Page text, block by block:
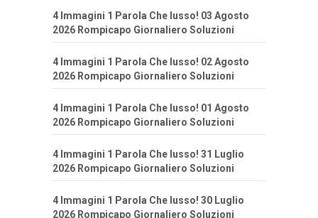
4 Immagini 1 Parola Che lusso! 03 Agosto
2026 Rompicapo Giornaliero Soluzioni
4 Immagini 1 Parola Che lusso! 02 Agosto
2026 Rompicapo Giornaliero Soluzioni
4 Immagini 1 Parola Che lusso! 01 Agosto
2026 Rompicapo Giornaliero Soluzioni
4 Immagini 1 Parola Che lusso! 31 Luglio
2026 Rompicapo Giornaliero Soluzioni
4 Immagini 1 Parola Che lusso! 30 Luglio
2026 Rompicapo Giornaliero Soluzioni